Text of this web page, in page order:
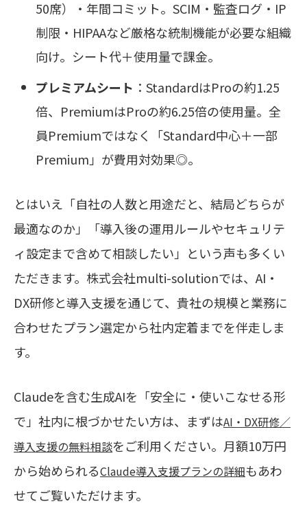
50席）・年間コミット。SCIM・監査ログ・IP
制限・HIPAAなど厳格な統制機能が必要な組織
向け。シート代＋使用量で課金。
プレミアムシート ：StandardはProの約1.25
倍、PremiumはProの約6.25倍の使用量。全
員Premiumではなく「Standard中心＋一部
Premium」が費用対効果◎。
とはいえ「自社の人数と用途だと、結局どちらが
最適なのか」「導入後の運用ルールやセキュリテ
ィ設定まで含めて相談したい」という声も多くい
ただきます。株式会社multi-solutionでは、AI・
DX研修と導入支援を通じて、貴社の規模と業務に
合わせたプラン選定から社内定着までを伴走しま
す。
Claudeを含む生成AIを「安全に・使いこなせる形
で」社内に根づかせたい方は、まずはAI・DX研修／
導入支援の無料相談をご利用ください。月額10万円
から始められるClaude導入支援プランの詳細もあわ
せてご覧いただけます。